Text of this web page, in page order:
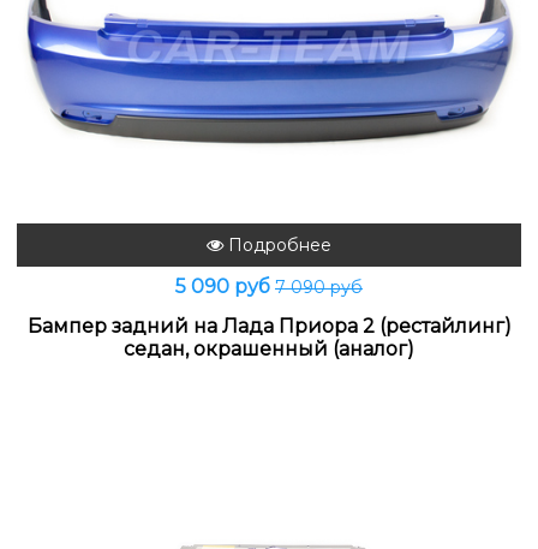
Подробнее
5 090 руб 7 090 руб
Бампер задний на Лада Приора 2 (рестайлинг)
седан, окрашенный (аналог)